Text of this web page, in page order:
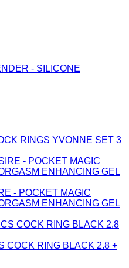
- SILICONE
RINGS YVONNE SET 3
- POCKET MAGIC
ENHANCING GEL
COCK RING BLACK 2.8 +